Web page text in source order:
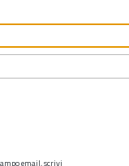
email, scrivi